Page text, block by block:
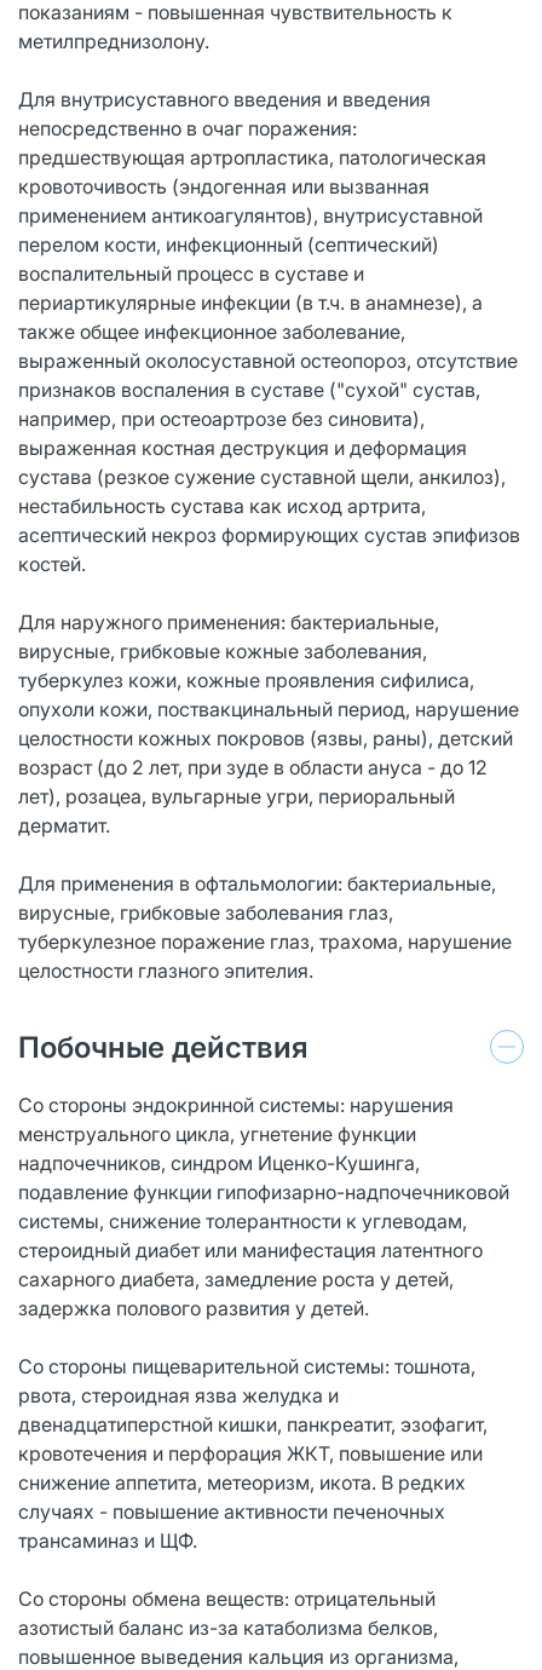
показаниям - повышенная чувствительность к
метилпреднизолону.
Для внутрисуставного введения и введения
непосредственно в очаг поражения:
предшествующая артропластика, патологическая
кровоточивость (эндогенная или вызванная
применением антикоагулянтов), внутрисуставной
перелом кости, инфекционный (септический)
воспалительный процесс в суставе и
периартикулярные инфекции (в т.ч. в анамнезе), а
также общее инфекционное заболевание,
выраженный околосуставной остеопороз, отсутствие
признаков воспаления в суставе ("сухой" сустав,
например, при остеоартрозе без синовита),
выраженная костная деструкция и деформация
сустава (резкое сужение суставной щели, анкилоз),
нестабильность сустава как исход артрита,
асептический некроз формирующих сустав эпифизов
костей.
Для наружного применения: бактериальные,
вирусные, грибковые кожные заболевания,
туберкулез кожи, кожные проявления сифилиса,
опухоли кожи, поствакцинальный период, нарушение
целостности кожных покровов (язвы, раны), детский
возраст (до 2 лет, при зуде в области ануса - до 12
лет), розацеа, вульгарные угри, периоральный
дерматит.
Для применения в офтальмологии: бактериальные,
вирусные, грибковые заболевания глаз,
туберкулезное поражение глаз, трахома, нарушение
целостности глазного эпителия.
Побочные действия
Со стороны эндокринной системы: нарушения
менструального цикла, угнетение функции
надпочечников, синдром Иценко-Кушинга,
подавление функции гипофизарно-надпочечниковой
системы, снижение толерантности к углеводам,
стероидный диабет или манифестация латентного
сахарного диабета, замедление роста у детей,
задержка полового развития у детей.
Со стороны пищеварительной системы: тошнота,
рвота, стероидная язва желудка и
двенадцатиперстной кишки, панкреатит, эзофагит,
кровотечения и перфорация ЖКТ, повышение или
снижение аппетита, метеоризм, икота. В редких
случаях - повышение активности печеночных
трансаминаз и ЩФ.
Со стороны обмена веществ: отрицательный
азотистый баланс из-за катаболизма белков,
повышенное выведения кальция из организма,